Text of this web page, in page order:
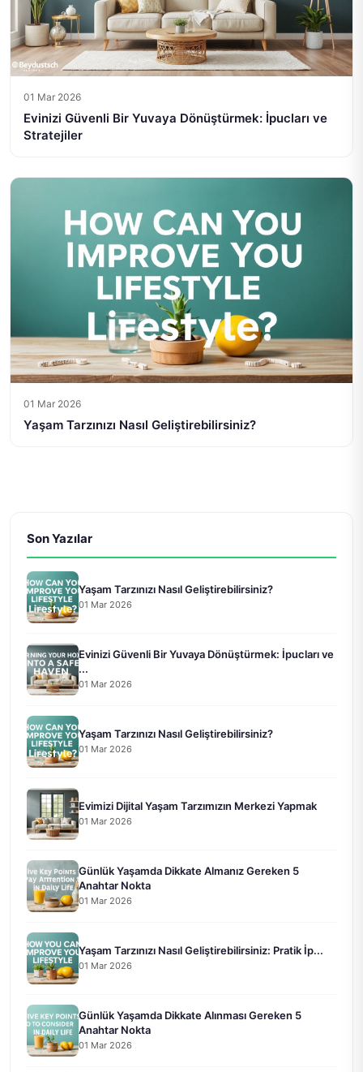
01 Mar 2026
Evinizi Güvenli Bir Yuvaya Dönüştürmek: İpucları ve
Stratejiler
01 Mar 2026
Yaşam Tarzınızı Nasıl Geliştirebilirsiniz?
Son Yazılar
Yaşam Tarzınızı Nasıl Geliştirebilirsiniz?
01 Mar 2026
Evinizi Güvenli Bir Yuvaya Dönüştürmek: İpucları ve
...
01 Mar 2026
Yaşam Tarzınızı Nasıl Geliştirebilirsiniz?
01 Mar 2026
Evimizi Dijital Yaşam Tarzımızın Merkezi Yapmak
01 Mar 2026
Günlük Yaşamda Dikkate Almanız Gereken 5
Anahtar Nokta
01 Mar 2026
Yaşam Tarzınızı Nasıl Geliştirebilirsiniz: Pratik İp...
01 Mar 2026
Günlük Yaşamda Dikkate Alınması Gereken 5
Anahtar Nokta
01 Mar 2026